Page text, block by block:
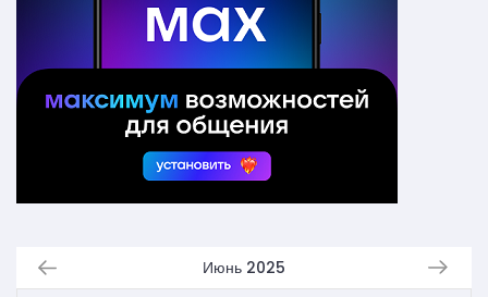
Июнь 2025